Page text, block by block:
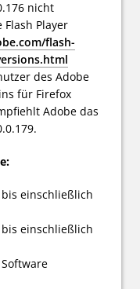
nicht
Player
flash-
des Adobe
für Firefox
Adobe das
bis einschließlich
bis einschließlich